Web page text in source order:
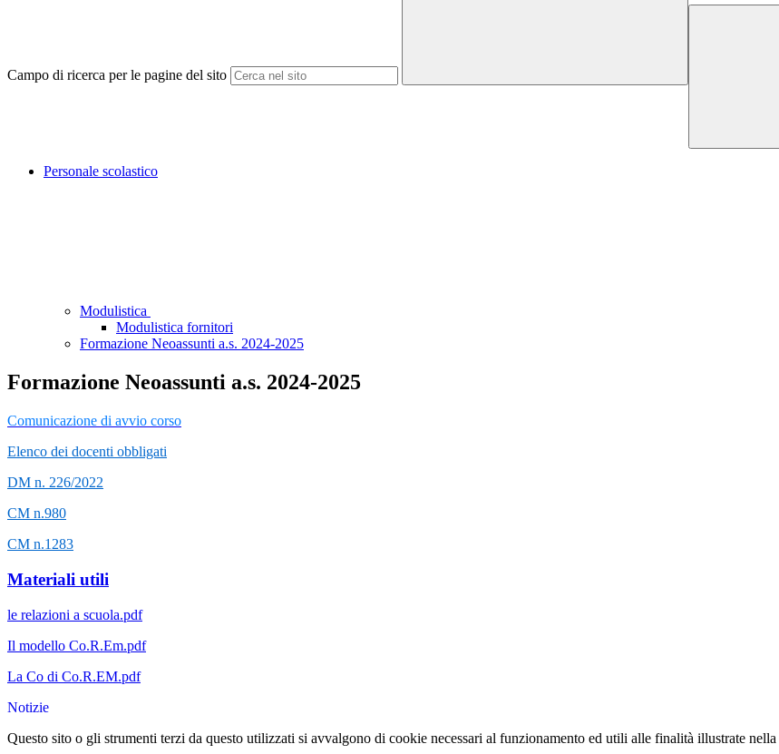
Campo di ricerca per le pagine del sito
Personale scolastico
Modulistica
Modulistica fornitori
Formazione Neoassunti a.s. 2024-2025
Formazione Neoassunti a.s. 2024-2025
Comunicazione di avvio corso
Elenco dei docenti obbligati
DM n. 226/2022
CM n.980
CM n.1283
Materiali utili
le relazioni a scuola.pdf
Il modello Co.R.Em.pdf
La Co di Co.R.EM.pdf
Notizie
Questo sito o gli strumenti terzi da questo utilizzati si avvalgono di cookie necessari al funzionamento ed utili alle finalità illustrate nella